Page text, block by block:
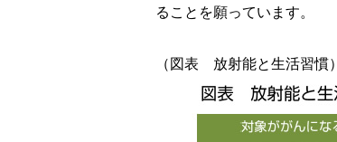
ることを願っています。
（図表 放射能と生活習慣）